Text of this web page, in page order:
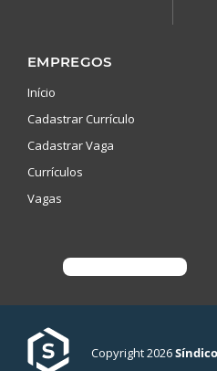
EMPREGOS
Início
Cadastrar Currículo
Cadastrar Vaga
Currículos
Vagas
Copyright 2026